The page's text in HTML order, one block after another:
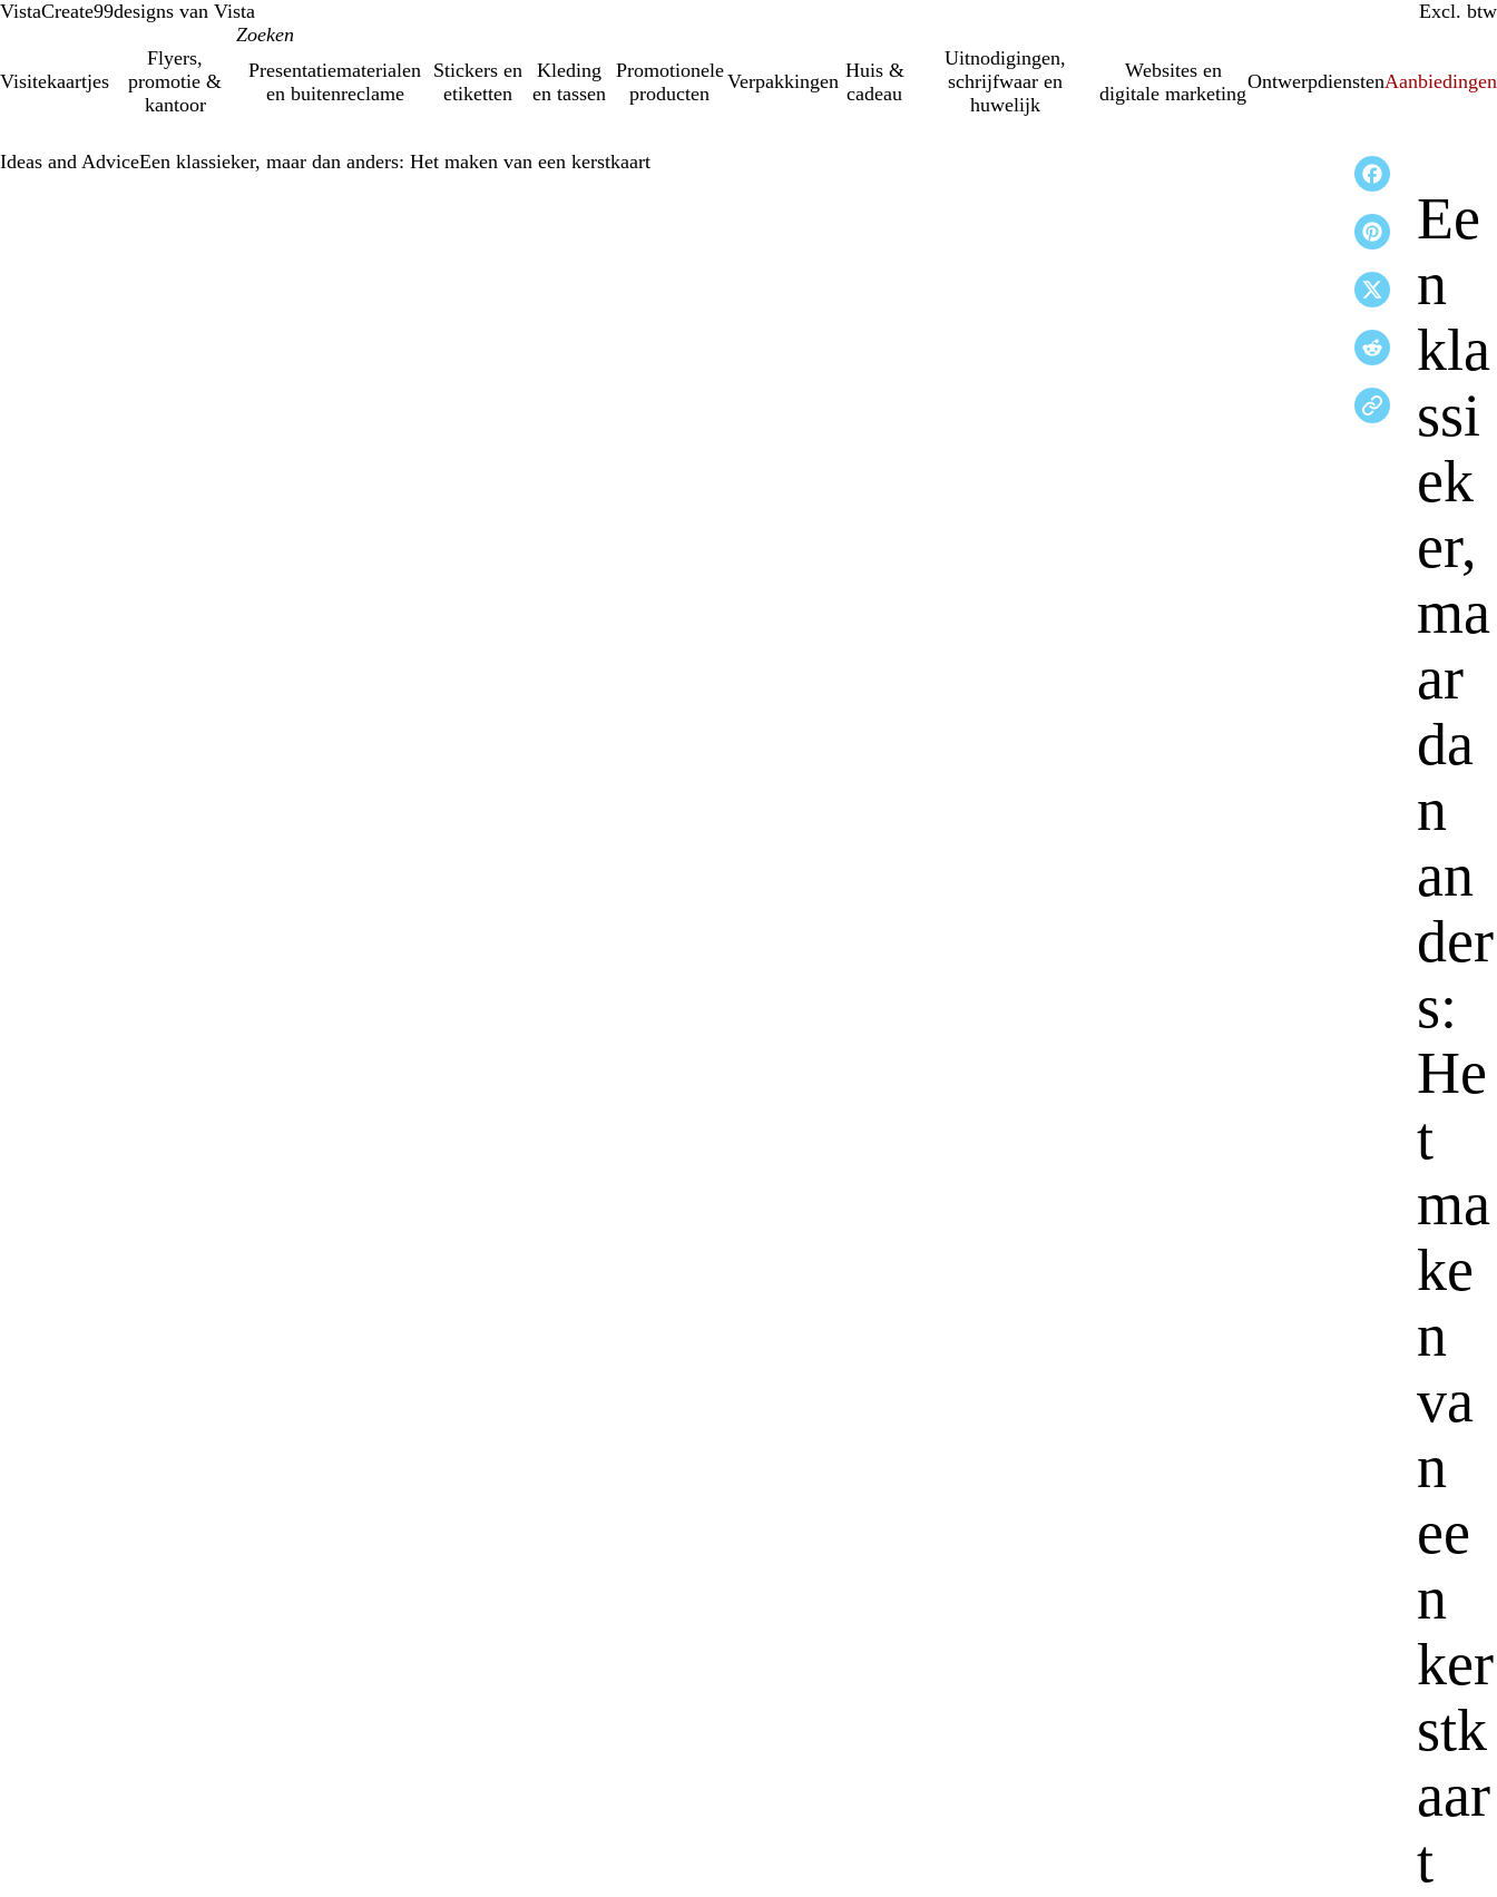
VistaCreate99designs van Vista Incl. btw
Excl. btw
Visitekaartjes
Flyers,
promotie &
kantoor
Presentatiematerialen
en buitenreclame
Stickers en
etiketten
Kleding
en tassen
Promotionele
producten
Verpakkingen
Huis &
cadeau
Uitnodigingen,
schrijfwaar en
huwelijk
Websites en
digitale marketing
OntwerpdienstenAanbiedingen
Ideas and AdviceEen klassieker, maar dan anders: Het maken van een kerstkaart
Ee
n
kla
ssi
ek
er,
ma
ar
da
n
an
der
s:
He
t
ma
ke
n
va
n
ee
n
ker
stk
aar
t